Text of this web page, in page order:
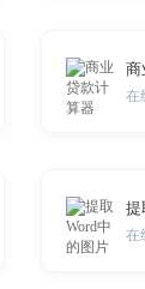
商
提
在